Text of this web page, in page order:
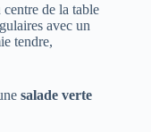
de la table
avec un
tendre,
salade verte